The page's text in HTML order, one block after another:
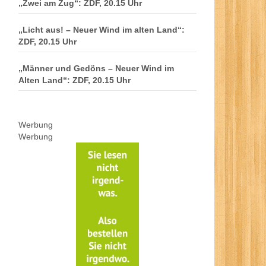
„Zwei am Zug“: ZDF, 20.15 Uhr
„Licht aus! – Neuer Wind im alten Land“:
ZDF, 20.15 Uhr
„Männer und Gedöns – Neuer Wind im
Alten Land“: ZDF, 20.15 Uhr
Werbung
Werbung